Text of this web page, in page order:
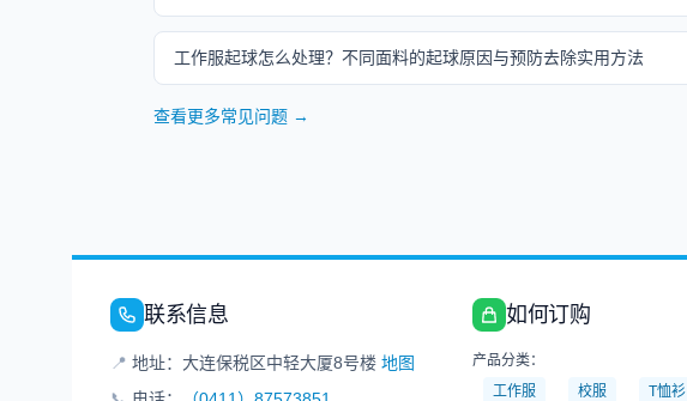
工作服起球怎么处理？不同面料的起球原因与预防去除实用方法
查看更多常见问题 →
联系信息
📍 地址：大连保税区中轻大厦8号楼 地图
如何订购
产品分类：
工作服
校服 T恤衫